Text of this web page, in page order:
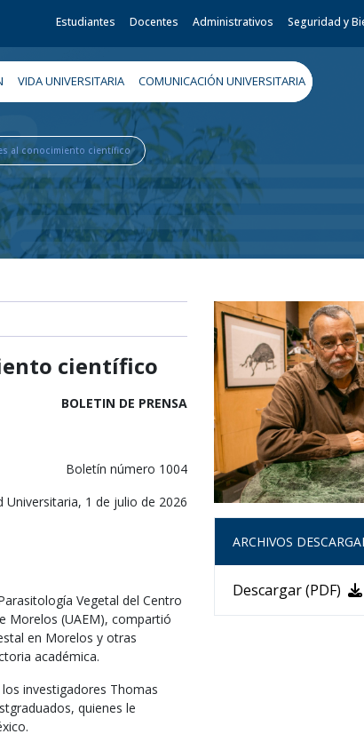
Estudiantes Docentes Administrativos Seguridad y
VIDA UNIVERSITARIA COMUNICACIÓN UNIVERSITARIA
al conocimiento científico
científico
BOLETIN DE PRENSA
Boletín número 1004
Universitaria, 1 de julio de 2026
Vegetal del Centro
Morelos (UAEM), compartió
en Morelos y otras
académica.
investigadores Thomas
quienes le
ARCHIVOS
Descargar (PDF)